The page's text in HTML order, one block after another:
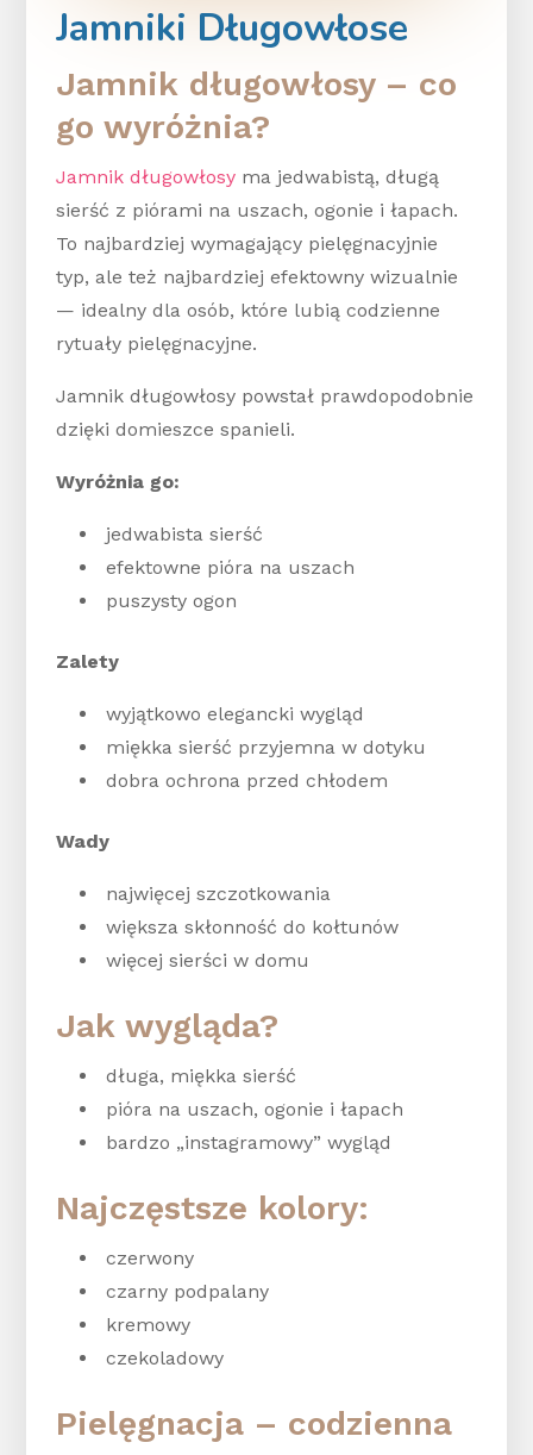
Jamniki Długowłose
Jamnik długowłosy – co
go wyróżnia?
Jamnik długowłosy ma jedwabistą, długą
sierść z piórami na uszach, ogonie i łapach.
To najbardziej wymagający pielęgnacyjnie
typ, ale też najbardziej efektowny wizualnie
— idealny dla osób, które lubią codzienne
rytuały pielęgnacyjne.
Jamnik długowłosy powstał prawdopodobnie
dzięki domieszce spanieli.
Wyróżnia go:
jedwabista sierść
efektowne pióra na uszach
puszysty ogon
Zalety
wyjątkowo elegancki wygląd
miękka sierść przyjemna w dotyku
dobra ochrona przed chłodem
Wady
najwięcej szczotkowania
większa skłonność do kołtunów
więcej sierści w domu
Jak wygląda?
długa, miękka sierść
pióra na uszach, ogonie i łapach
bardzo „instagramowy” wygląd
Najczęstsze kolory:
czerwony
czarny podpalany
kremowy
czekoladowy
Pielęgnacja – codzienna